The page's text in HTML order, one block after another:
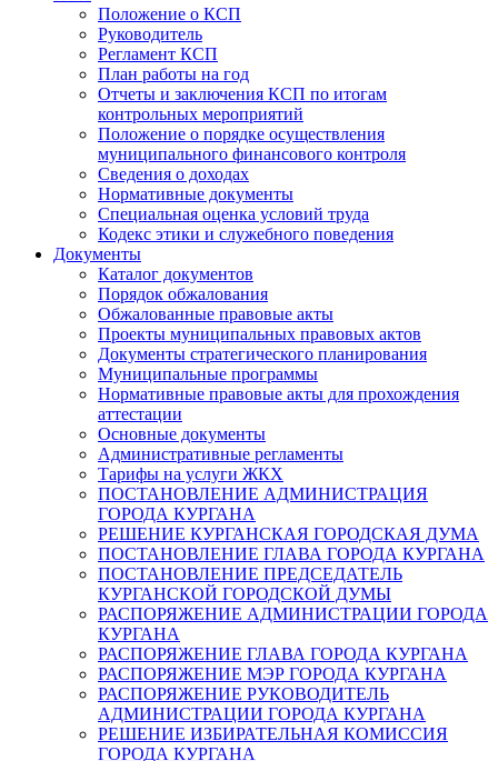
Положение о КСП
Руководитель
Регламент КСП
План работы на год
Отчеты и заключения КСП по итогам
контрольных мероприятий
Положение о порядке осуществления
муниципального финансового контроля
Сведения о доходах
Нормативные документы
Специальная оценка условий труда
Кодекс этики и служебного поведения
Документы
Каталог документов
Порядок обжалования
Обжалованные правовые акты
Проекты муниципальных правовых актов
Документы стратегического планирования
Муниципальные программы
Нормативные правовые акты для прохождения
аттестации
Основные документы
Административные регламенты
Тарифы на услуги ЖКХ
ПОСТАНОВЛЕНИЕ АДМИНИСТРАЦИЯ
ГОРОДА КУРГАНА
РЕШЕНИЕ КУРГАНСКАЯ ГОРОДСКАЯ ДУМА
ПОСТАНОВЛЕНИЕ ГЛАВА ГОРОДА КУРГАНА
ПОСТАНОВЛЕНИЕ ПРЕДСЕДАТЕЛЬ
КУРГАНСКОЙ ГОРОДСКОЙ ДУМЫ
РАСПОРЯЖЕНИЕ АДМИНИСТРАЦИИ ГОРОДА
КУРГАНА
РАСПОРЯЖЕНИЕ ГЛАВА ГОРОДА КУРГАНА
РАСПОРЯЖЕНИЕ МЭР ГОРОДА КУРГАНА
РАСПОРЯЖЕНИЕ РУКОВОДИТЕЛЬ
АДМИНИСТРАЦИИ ГОРОДА КУРГАНА
РЕШЕНИЕ ИЗБИРАТЕЛЬНАЯ КОМИССИЯ
ГОРОДА КУРГАНА